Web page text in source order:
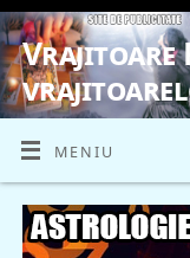
Vrajitoare
VRAJITOARE,
MENIU